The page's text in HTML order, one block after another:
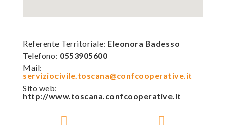
Referente Territoriale: Eleonora Badesso
Telefono: 0553905600
Mail:
serviziocivile.toscana@confcooperative.it
Sito web:
http://www.toscana.confcooperative.it